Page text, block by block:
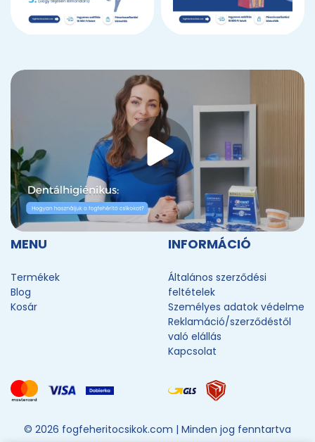
MENU
Termékek
Blog
Kosár
INFORMÁCIÓ
Általános szerződési
feltételek
Személyes adatok védelme
Reklamáció/szerződéstől
való elállás
Kapcsolat
© 2026 fogfeheritocsikok.com | Minden jog fenntartva